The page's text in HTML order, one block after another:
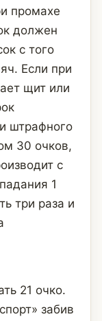
промахе
должен
с того
Если при
щит или
штрафного
30 очков,
с
1
три раза и
21 очко.
забив